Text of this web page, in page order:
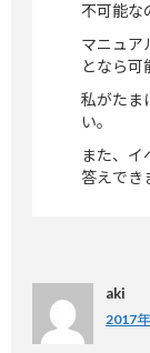
不可能な
マニュア
となら可
私がたま
い。
また、イ
答えでき
aki
2017